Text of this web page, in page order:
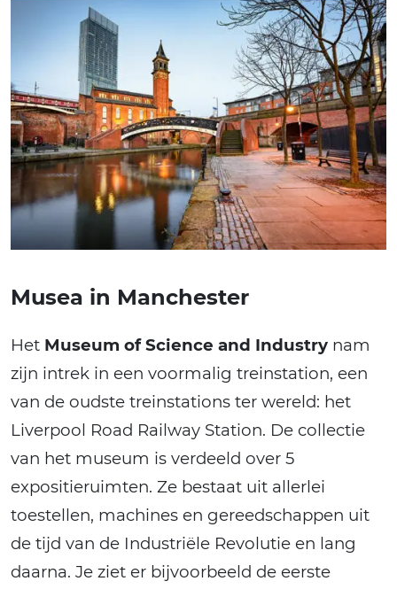
Musea in Manchester
Het Museum of Science and Industry nam
zijn intrek in een voormalig treinstation, een
van de oudste treinstations ter wereld: het
Liverpool Road Railway Station. De collectie
van het museum is verdeeld over 5
expositieruimten. Ze bestaat uit allerlei
toestellen, machines en gereedschappen uit
de tijd van de Industriële Revolutie en lang
daarna. Je ziet er bijvoorbeeld de eerste